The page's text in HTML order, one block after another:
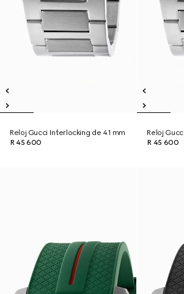
Reloj Gucci Interlocking de 41 mm
R 45 600
Reloj
R 45 600